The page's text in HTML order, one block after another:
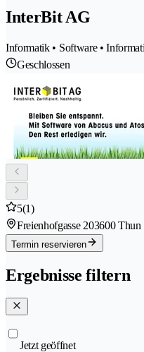
InterBit AG
Informatik • Software •
Geschlossen
5(1)
Freienhofgasse 203600 Thun
Termin reservieren
Ergebnisse filtern
Jetzt geöffnet